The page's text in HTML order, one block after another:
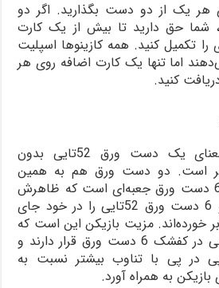
هر یک از دو دست بگذارید. اگر دو
شما حق دارید تا بیش از یک کارت
تکمیل کنید. همه کازینو‌ها اسپلیت
اما تنها یک کارت اضافه روی هر
کنید.
یک دست ورق به معنای یک دست ورق 52‌تایی بدون
است. دو دست ورق هم به همین
صورت است و کفشک 6 دست ورق جعبه‌ای است که ظاهرش
مانند یک کفش بوده و 6 دست ورق 52‌تایی را در خود جای
خورده‌اند. مزیت بازیکن این است که
کارت‌ها به صورت گروهی در کفشک 6 دست ورق قرار دارند و
در پی با تناوب بیشتر نسبت به
به همراه آورد.